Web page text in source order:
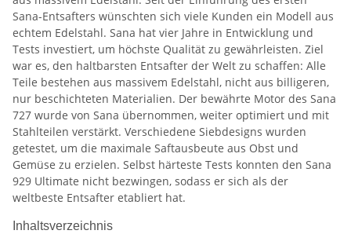
Sana-Entsafters wünschten sich viele Kunden ein Modell aus
echtem Edelstahl. Sana hat vier Jahre in Entwicklung und
Tests investiert, um höchste Qualität zu gewährleisten. Ziel
war es, den haltbarsten Entsafter der Welt zu schaffen: Alle
Teile bestehen aus massivem Edelstahl, nicht aus billigeren,
nur beschichteten Materialien. Der bewährte Motor des Sana
727 wurde von Sana übernommen, weiter optimiert und mit
Stahlteilen verstärkt. Verschiedene Siebdesigns wurden
getestet, um die maximale Saftausbeute aus Obst und
Gemüse zu erzielen. Selbst härteste Tests konnten den Sana
929 Ultimate nicht bezwingen, sodass er sich als der
weltbeste Entsafter etabliert hat.
Inhaltsverzeichnis